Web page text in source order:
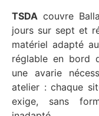
TSDA couvre
jours sur sept et
matériel adapté
réglable en bord
une avarie
atelier : chaque
exige, sans